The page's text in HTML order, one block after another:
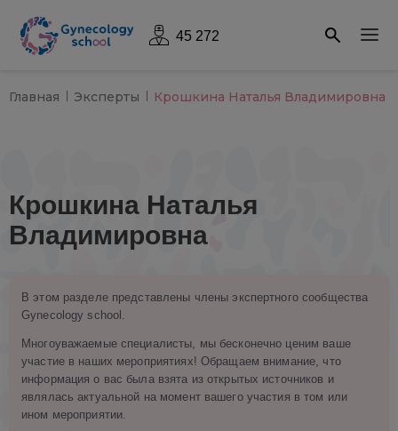
45 272
Главная Эксперты Крошкина Наталья Владимировна
Крошкина Наталья
Владимировна
В этом разделе представлены члены экспертного сообщества
Gynecology school.
Многоуважаемые специалисты, мы бесконечно ценим ваше
участие в наших мероприятиях! Обращаем внимание, что
информация о вас была взята из открытых источников и
являлась актуальной на момент вашего участия в том или
ином мероприятии.